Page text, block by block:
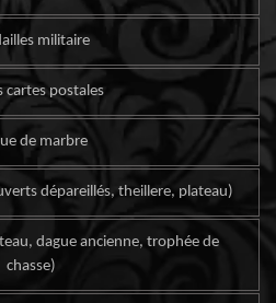
militaire
cartes postales
de marbre
dépareillés, theillere, plateau)
dague ancienne, trophée de
chasse)